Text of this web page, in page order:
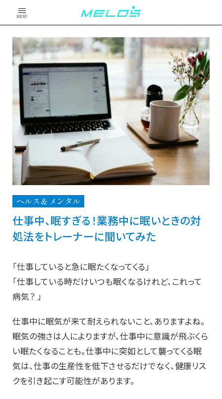
MENU
ヘルス＆メンタル
仕事中、眠すぎる！業務中に眠いときの対
処法をトレーナーに聞いてみた
「仕事していると急に眠たくなってくる」
「仕事している時だけいつも眠くなるけれど、これって
病気？ 」
仕事中に眠気が来て耐えられないこと、ありますよね。
眠気の強さは人によりますが、仕事中に意識が飛ぶくら
い眠たくなることも。仕事中に突如として襲ってくる眠
気は、仕事の生産性を低下させるだけでなく、健康リス
クを引き起こす可能性があります。